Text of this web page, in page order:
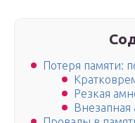
Потеря памяти:
Резкая
Внезапная